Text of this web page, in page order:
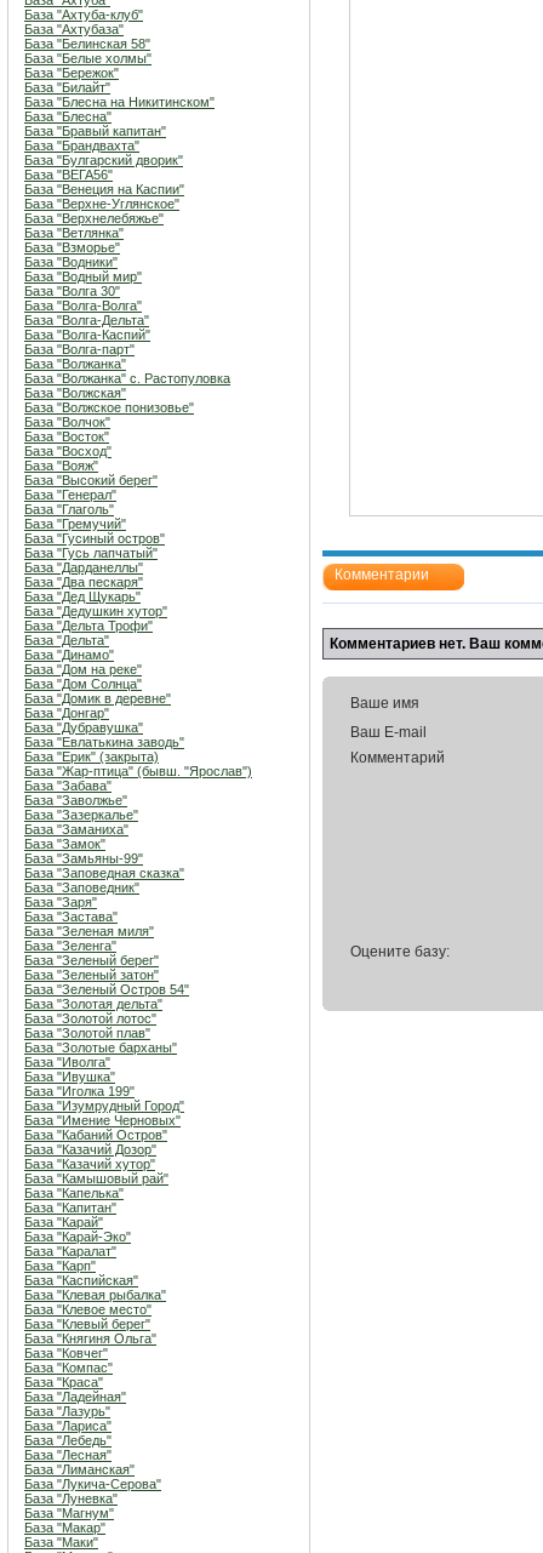
База "Ахтуба-клуб"
База "Ахтубаза"
База "Белинская 58"
База "Белые холмы"
База "Бережок"
База "Билайт"
База "Блесна на Никитинском"
База "Блесна"
База "Бравый капитан"
База "Брандвахта"
База "Булгарский дворик"
База "ВЕГА56"
База "Венеция на Каспии"
База "Верхне-Углянское"
База "Верхнелебяжье"
База "Ветлянка"
База "Взморье"
База "Водники"
База "Водный мир"
База "Волга 30"
База "Волга-Волга"
База "Волга-Дельта"
База "Волга-Каспий"
База "Волга-парт"
База "Волжанка"
База "Волжанка" с. Растопуловка
База "Волжская"
База "Волжское понизовье"
База "Волчок"
База "Восток"
База "Восход"
База "Вояж"
База "Высокий берег"
База "Генерал"
База "Глаголь"
База "Гремучий"
База "Гусиный остров"
База "Гусь лапчатый"
База "Дарданеллы"
База "Два пескаря"
База "Дед Щукарь"
База "Дедушкин хутор"
База "Дельта Трофи"
База "Дельта"
База "Динамо"
База "Дом на реке"
База "Дом Солнца"
База "Домик в деревне"
База "Донгар"
База "Дубравушка"
База "Евлатькина заводь"
База "Ерик" (закрыта)
База "Жар-птица" (бывш. "Ярослав")
База "Забава"
База "Заволжье"
База "Зазеркалье"
База "Заманиха"
База "Замок"
База "Замьяны-99"
База "Заповедная сказка"
База "Заповедник"
База "Заря"
База "Застава"
База "Зеленая миля"
База "Зеленга"
База "Зеленый берег"
База "Зеленый затон"
База "Зеленый Остров 54"
База "Золотая дельта"
База "Золотой лотос"
База "Золотой плав"
База "Золотые барханы"
База "Иволга"
База "Ивушка"
База "Иголка 199"
База "Изумрудный Город"
База "Имение Черновых"
База "Кабаний Остров"
База "Казачий Дозор"
База "Казачий хутор"
База "Камышовый рай"
База "Капелька"
База "Капитан"
База "Карай"
База "Карай-Эко"
База "Каралат"
База "Карп"
База "Каспийская"
База "Клевая рыбалка"
База "Клевое место"
База "Клевый берег"
База "Княгиня Ольга"
База "Ковчег"
База "Компас"
База "Краса"
База "Ладейная"
База "Лазурь"
База "Лариса"
База "Лебедь"
База "Лесная"
База "Лиманская"
База "Лукича-Серова"
База "Луневка"
База "Магнум"
База "Макар"
База "Маки"
Комментарии
Комментариев нет. Ваш
Ваше имя
Ваш E-mail
Комментарий
Оцените базу: